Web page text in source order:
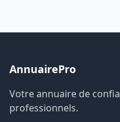
AnnuairePro
Votre annuaire de
professionnels.